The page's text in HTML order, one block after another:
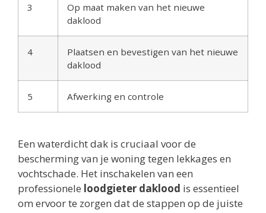
3
Op maat maken van het nieuwe
daklood
4
Plaatsen en bevestigen van het nieuwe
daklood
5 Afwerking en controle
Een waterdicht dak is cruciaal voor de
bescherming van je woning tegen lekkages en
vochtschade. Het inschakelen van een
professionele loodgieter daklood is essentieel
om ervoor te zorgen dat de stappen op de juiste